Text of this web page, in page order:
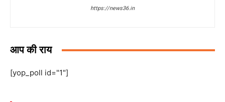
https://news36.in
आप की राय
[yop_poll id="1"]